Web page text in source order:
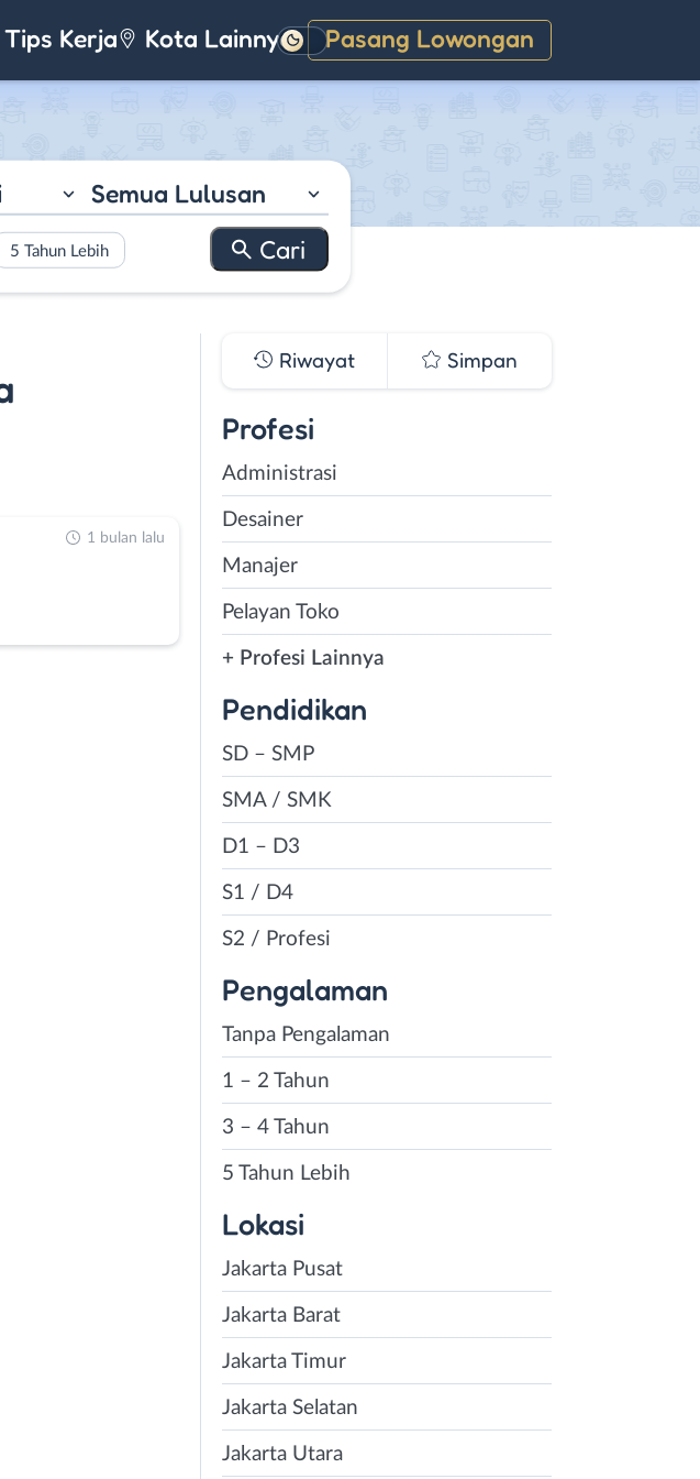
Tips Kerja Kota Lainnya Pasang Lowongan
Gelap
Semua Lulusan
5 Tahun Lebih
1 bulan lalu
Riwayat Simpan
Profesi
Administrasi
Desainer
Manajer
Pelayan Toko
+ Profesi Lainnya
Pendidikan
SD – SMP
SMA / SMK
D1 – D3
S1 / D4
S2 / Profesi
Pengalaman
Tanpa Pengalaman
1 – 2 Tahun
3 – 4 Tahun
5 Tahun Lebih
Lokasi
Jakarta Pusat
Jakarta Barat
Jakarta Timur
Jakarta Selatan
Jakarta Utara